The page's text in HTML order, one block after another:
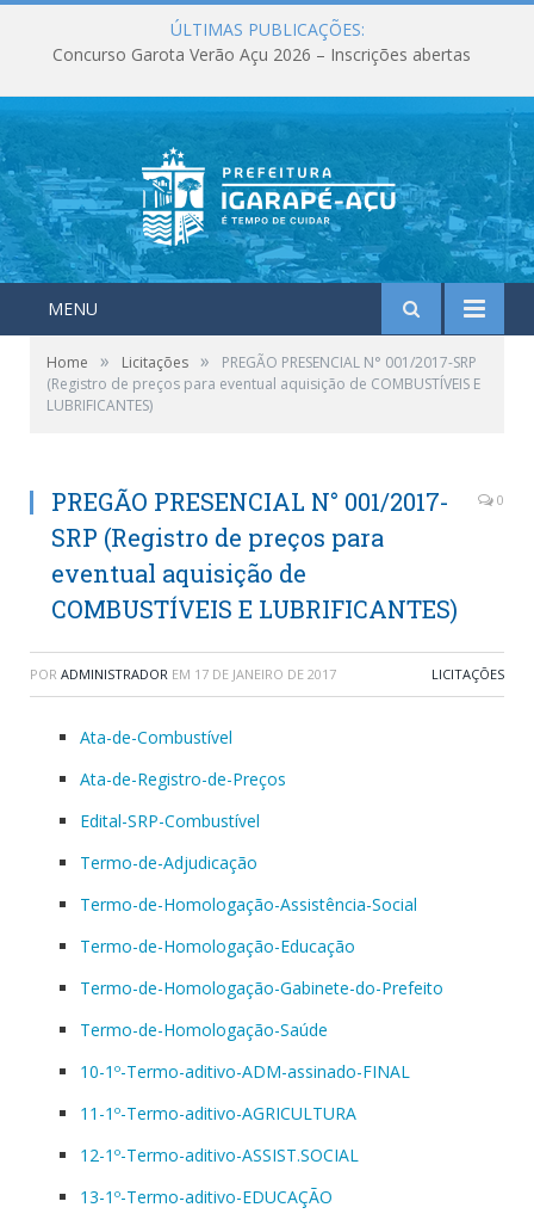
ÚLTIMAS PUBLICAÇÕES:
Concurso Garota Verão Açu 2026 – Inscrições abertas
MENU
Home » Licitações »
PREGÃO PRESENCIAL N° 001/2017-SRP
(Registro de preços para eventual aquisição de COMBUSTÍVEIS E
LUBRIFICANTES)
PREGÃO PRESENCIAL N° 001/2017-
SRP (Registro de preços para
eventual aquisição de
COMBUSTÍVEIS E LUBRIFICANTES)
0
POR ADMINISTRADOR EM 17 DE JANEIRO DE 2017 LICITAÇÕES
Ata-de-Combustível
Ata-de-Registro-de-Preços
Edital-SRP-Combustível
Termo-de-Adjudicação
Termo-de-Homologação-Assistência-Social
Termo-de-Homologação-Educação
Termo-de-Homologação-Gabinete-do-Prefeito
Termo-de-Homologação-Saúde
10-1º-Termo-aditivo-ADM-assinado-FINAL
11-1º-Termo-aditivo-AGRICULTURA
12-1º-Termo-aditivo-ASSIST.SOCIAL
13-1º-Termo-aditivo-EDUCAÇÃO